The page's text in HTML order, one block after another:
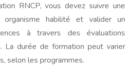
RNCP, vous devez suivre une
organisme habilité et valider un
à travers des évaluations
La durée de formation peut varier
selon les programmes.